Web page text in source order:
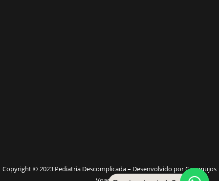
Copyright © 2023 Pediatria Descomplicada – Desenvolvido por Caramujos
W